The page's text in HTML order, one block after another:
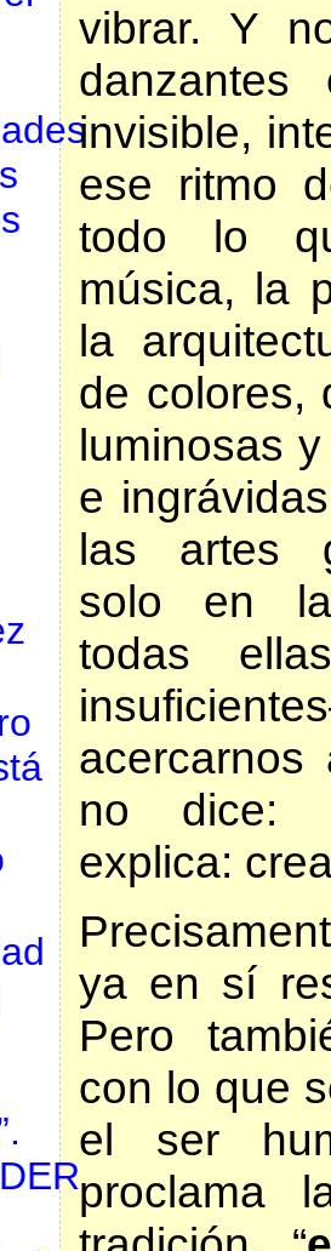
vibrar. Y
invisible,
ese ritmo
todo lo
música, la
la
de colores,
luminosas
e
las artes
solo en
todas
no dice:
explica:
ya en sí
Pero
con lo que
el ser
proclama